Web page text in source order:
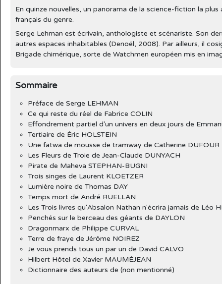
En quinze nouvelles, un panorama de la science-fiction la
français du genre.
Serge Lehman est écrivain, anthologiste et scénariste. Son
autres espaces inhabitables (Denoël, 2008). Par ailleurs, il
Brigade chimérique, sorte de Watchmen européen mis en
Sommaire
Préface de Serge LEHMAN
Ce qui reste du réel de Fabrice COLIN
Effondrement partiel d'un univers en deux jours de
Tertiaire de Éric HOLSTEIN
Une fatwa de mousse de tramway de Catherine DUFOUR
Les Fleurs de Troie de Jean-Claude DUNYACH
Pirate de Maheva STEPHAN-BUGNI
Trois singes de Laurent KLOETZER
Lumière noire de Thomas DAY
Temps mort de André RUELLAN
Les Trois livres qu'Absalon Nathan n'écrira jamais de Léo
Penchés sur le berceau des géants de DAYLON
Dragonmarx de Philippe CURVAL
Terre de fraye de Jérôme NOIREZ
Je vous prends tous un par un de David CALVO
Hilbert Hôtel de Xavier MAUMÉJEAN
Dictionnaire des auteurs de (non mentionné)